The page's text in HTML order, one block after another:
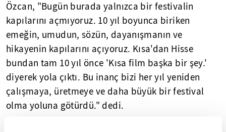
Özcan, "Bugün burada yalnızca bir festivalin
kapılarını açmıyoruz. 10 yıl boyunca biriken
emeğin, umudun, sözün, dayanışmanın ve
hikayenin kapılarını açıyoruz. Kısa'dan Hisse
bundan tam 10 yıl önce 'Kısa film başka bir şey.'
diyerek yola çıktı. Bu inanç bizi her yıl yeniden
çalışmaya, üretmeye ve daha büyük bir festival
olma yoluna götürdü." dedi.